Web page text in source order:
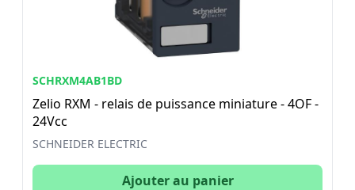
SCHRXM4AB1BD
Zelio RXM - relais de puissance miniature - 4OF -
24Vcc
SCHNEIDER ELECTRIC
Ajouter au panier